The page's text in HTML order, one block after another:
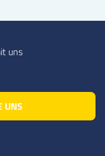
uns
UNS